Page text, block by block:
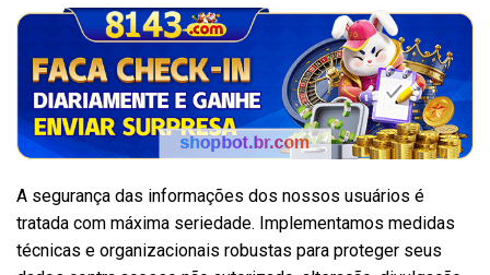
A segurança das informações dos nossos usuários é
tratada com máxima seriedade. Implementamos medidas
técnicas e organizacionais robustas para proteger seus